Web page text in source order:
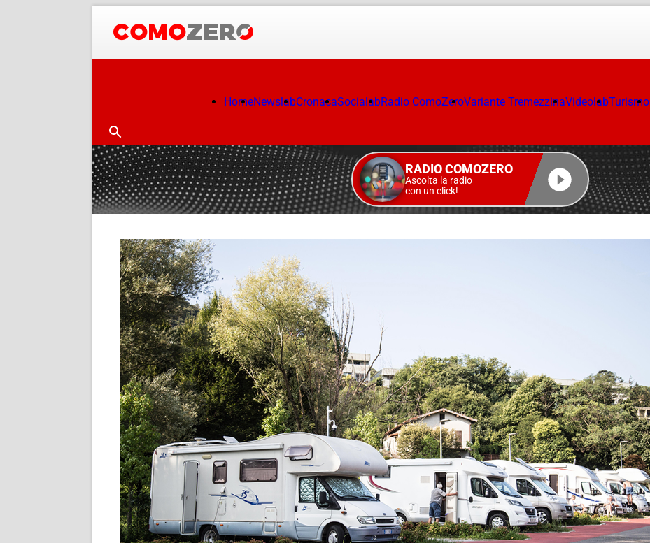
HomeNewslabCronacaSocialabRadio ComoZeroVariante TremezzinaVideolabTurismo
RADIO COMOZERO
Ascolta la radio
con un click!